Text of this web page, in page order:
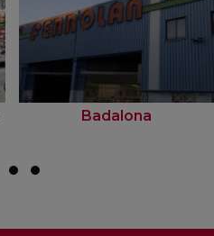
Badalona